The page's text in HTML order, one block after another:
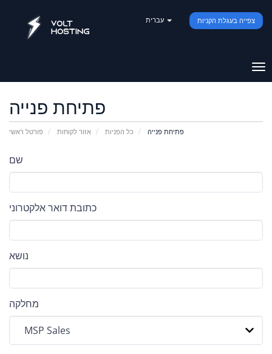
צפייה בעגלת הקניות
פתיחת פנייה
פורטל ראשי אזור לקוחות כל הפניות פתיחת פנייה
שם
כתובת דואר אלקטרוני
נושא
מחלקה